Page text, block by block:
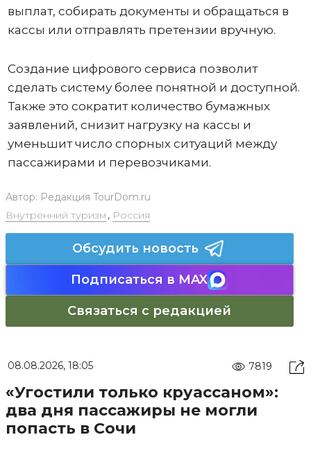
выплат, собирать документы и обращаться в
кассы или отправлять претензии вручную.
Создание цифрового сервиса позволит
сделать систему более понятной и доступной.
Также это сократит количество бумажных
заявлений, снизит нагрузку на кассы и
уменьшит число спорных ситуаций между
пассажирами и перевозчиками.
Автор: Редакция TourDom.ru
Внутренний туризм , Россия
Обсудить новость
Подписаться в MAX
Связаться с редакцией
08.08.2026, 18:05 7819
«Угостили только круассаном»:
два дня пассажиры не могли
попасть в Сочи